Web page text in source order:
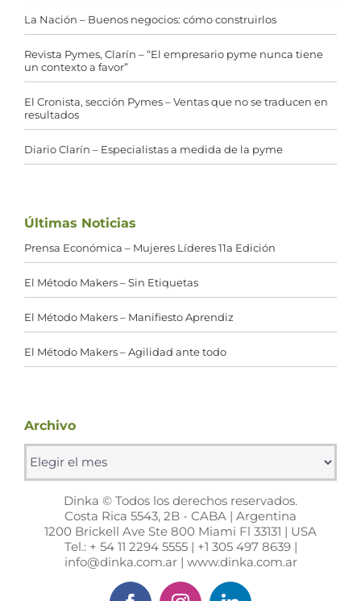
La Nación – Buenos negocios: cómo construirlos
Revista Pymes, Clarín – “El empresario pyme nunca tiene
un contexto a favor”
El Cronista, sección Pymes – Ventas que no se traducen en
resultados
Diario Clarín – Especialistas a medida de la pyme
Últimas Noticias
Prensa Económica – Mujeres Líderes 11a Edición
El Método Makers – Sin Etiquetas
El Método Makers – Manifiesto Aprendiz
El Método Makers – Agilidad ante todo
Archivo
Archivo
Dinka © Todos los derechos reservados.
Costa Rica 5543, 2B - CABA | Argentina
1200 Brickell Ave Ste 800 Miami Fl 33131 | USA
Tel.: + 54 11 2294 5555 | +1 305 497 8639 |
info@dinka.com.ar | www.dinka.com.ar